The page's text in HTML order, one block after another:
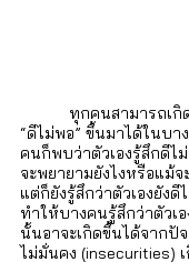
“ดีไม่พอ” ขึ้นมาได้ในบา
คนก็พบว่าตัวเองรู้สึกดีไ
จะพยายามยังไงหรือแม้
แต่ก็ยังรู้สึกว่าตัวเองยังดี
ทำให้บางคนรู้สึกว่าตัวเ
นั้นอาจะเกิดขึ้นได้จากปั
ไม่มั่นคง (insecurities)